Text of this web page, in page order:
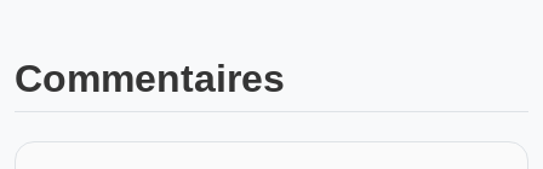
Commentaires